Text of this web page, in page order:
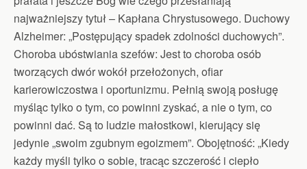
najważniejszy tytuł – Kapłana Chrystusowego. Duchowy
Alzheimer: „Postępujący spadek zdolności duchowych”.
Choroba ubóstwiania szefów: Jest to choroba osób
tworzących dwór wokół przełożonych, ofiar
karierowiczostwa i oportunizmu. Pełnią swoją posługę
myśląc tylko o tym, co powinni zyskać, a nie o tym, co
powinni dać. Są to ludzie małostkowi, kierujący się
jedynie „swoim zgubnym egoizmem”. Obojętność: „Kiedy
każdy myśli tylko o sobie, tracąc szczerość i ciepło